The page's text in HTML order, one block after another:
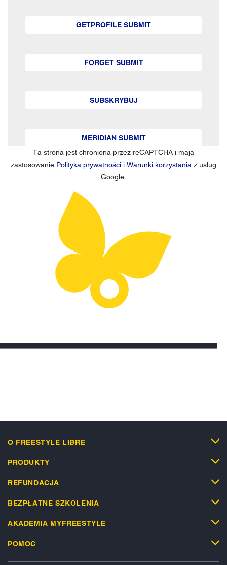
GETPROFILE SUBMIT
FORGET SUBMIT
SUBSKRYBUJ
MERIDIAN SUBMIT
Ta strona jest chroniona przez reCAPTCHA i mają
zastosowanie Polityka prywatności i Warunki korzystania z usług
Google.
O FREESTYLE LIBRE
PRODUKTY
REFUNDACJA
BEZPŁATNE SZKOLENIA
AKADEMIA MYFREESTYLE
POMOC